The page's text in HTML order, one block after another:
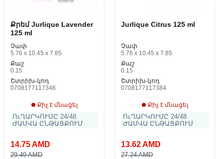
Քրեմ Jurlique Lavender
125 ml
Չափ
5.76 x 10.45 x 7.85
Քաշ
0.15
Շտրիխ-կոդ
0708177117346
Քիչ է մնացել
ՈւՂԱՐԿՈՒՄԸ 24/48
ԺԱՄՎԱ ԸՆԹԱՑՔՈՒՄ
14.75 AMD
29.49 AMD
Jurlique Citrus 125 ml
Չափ
5.76 x 10.45 x 7.85
Քաշ
0.15
Շտրիխ-կոդ
0708177117384
Քիչ է մնացել
ՈւՂԱՐԿՈՒՄԸ 24/48
ԺԱՄՎԱ ԸՆԹԱՑՔՈՒՄ
13.62 AMD
27.24 AMD